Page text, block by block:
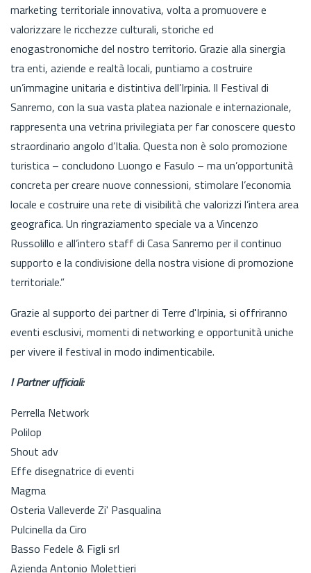
marketing territoriale innovativa, volta a promuovere e
valorizzare le ricchezze culturali, storiche ed
enogastronomiche del nostro territorio. Grazie alla sinergia
tra enti, aziende e realtà locali, puntiamo a costruire
un’immagine unitaria e distintiva dell’Irpinia. Il Festival di
Sanremo, con la sua vasta platea nazionale e internazionale,
rappresenta una vetrina privilegiata per far conoscere questo
straordinario angolo d’Italia. Questa non è solo promozione
turistica – concludono Luongo e Fasulo – ma un’opportunità
concreta per creare nuove connessioni, stimolare l’economia
locale e costruire una rete di visibilità che valorizzi l’intera area
geografica. Un ringraziamento speciale va a Vincenzo
Russolillo e all’intero staff di Casa Sanremo per il continuo
supporto e la condivisione della nostra visione di promozione
territoriale.”
Grazie al supporto dei partner di Terre d'Irpinia, si offriranno
eventi esclusivi, momenti di networking e opportunità uniche
per vivere il festival in modo indimenticabile.
I Partner ufficiali:
Perrella Network
Polilop
Shout adv
Effe disegnatrice di eventi
Magma
Osteria Valleverde Zi' Pasqualina
Pulcinella da Ciro
Basso Fedele & Figli srl
Azienda Antonio Molettieri